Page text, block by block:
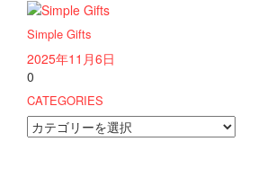
Simple Gifts
2025年11月6日
0
CATEGORIES
CATEGORIES